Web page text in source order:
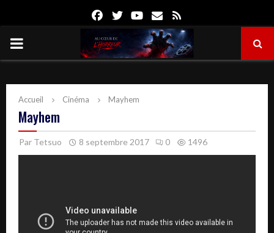
FacebookTwitterYoutube
Email
PRIMARY
Accueil Cinéma Mayhem
Mayhem
Par Tetsuo 8 septembre 2017 0 1496